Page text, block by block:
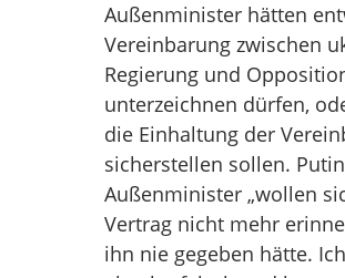
Außenminister hätten
Vereinbarung zwischen
Regierung und
unterzeichnen dürfen,
die Einhaltung der
sicherstellen sollen.
Außenminister „wollen
Vertrag nicht mehr
ihn nie gegeben hätte.